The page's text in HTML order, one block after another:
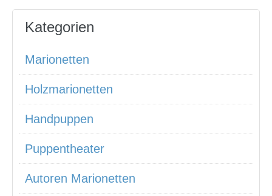
Kategorien
Marionetten
Holzmarionetten
Handpuppen
Puppentheater
Autoren Marionetten